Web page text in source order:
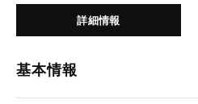
詳細情報
基本情報